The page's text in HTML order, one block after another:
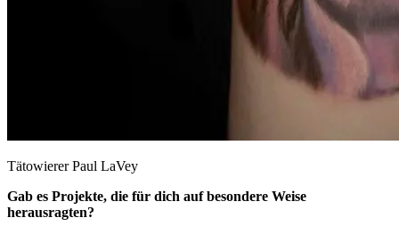
Tätowierer Paul LaVey
Gab es Projekte, die für dich auf besondere Weise
herausragten?